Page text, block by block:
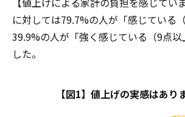
に対しては79.7%の人が「感じている
39.9%の人が「強く感じている（9点
した。
【図1】値上げの実感はあり